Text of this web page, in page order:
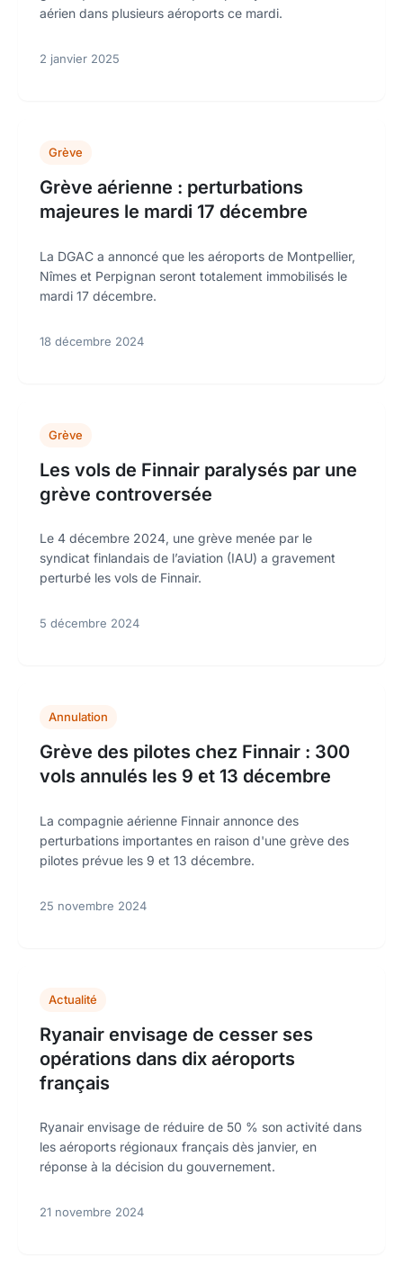
aérien dans plusieurs aéroports ce mardi.
2 janvier 2025
Grève
Grève aérienne : perturbations
majeures le mardi 17 décembre
La DGAC a annoncé que les aéroports de Montpellier,
Nîmes et Perpignan seront totalement immobilisés le
mardi 17 décembre.
18 décembre 2024
Grève
Les vols de Finnair paralysés par une
grève controversée
Le 4 décembre 2024, une grève menée par le
syndicat finlandais de l’aviation (IAU) a gravement
perturbé les vols de Finnair.
5 décembre 2024
Annulation
Grève des pilotes chez Finnair : 300
vols annulés les 9 et 13 décembre
La compagnie aérienne Finnair annonce des
perturbations importantes en raison d'une grève des
pilotes prévue les 9 et 13 décembre.
25 novembre 2024
Actualité
Ryanair envisage de cesser ses
opérations dans dix aéroports
français
Ryanair envisage de réduire de 50 % son activité dans
les aéroports régionaux français dès janvier, en
réponse à la décision du gouvernement.
21 novembre 2024